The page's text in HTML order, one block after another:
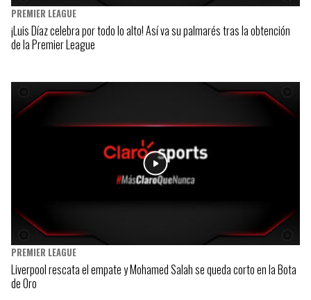
PREMIER LEAGUE
¡Luis Díaz celebra por todo lo alto! Así va su palmarés tras la obtención
de la Premier League
PREMIER LEAGUE
Liverpool rescata el empate y Mohamed Salah se queda corto en la Bota
de Oro